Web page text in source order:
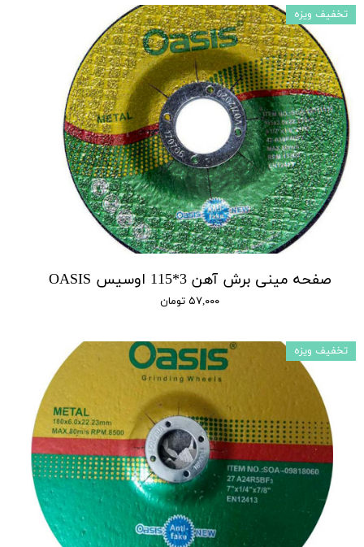
صفحه مینی برش آهن 3*115 اوسیس OASIS
۵۷,۰۰۰ تومان
تخفیف ویزه
تخفیف ویزه